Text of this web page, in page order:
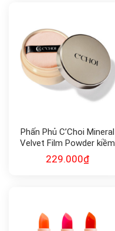
Phấn Phủ C’Choi Mineral
Velvet Film Powder kiềm
dầu
229.000₫